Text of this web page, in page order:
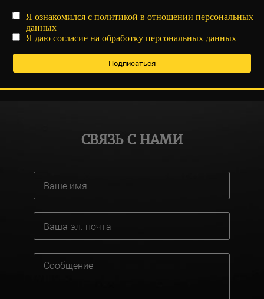
Я ознакомился сполитикой в отношении персональных
данных
Я даюсогласие на обработку персональных данных
СВЯЗЬ С НАМИ